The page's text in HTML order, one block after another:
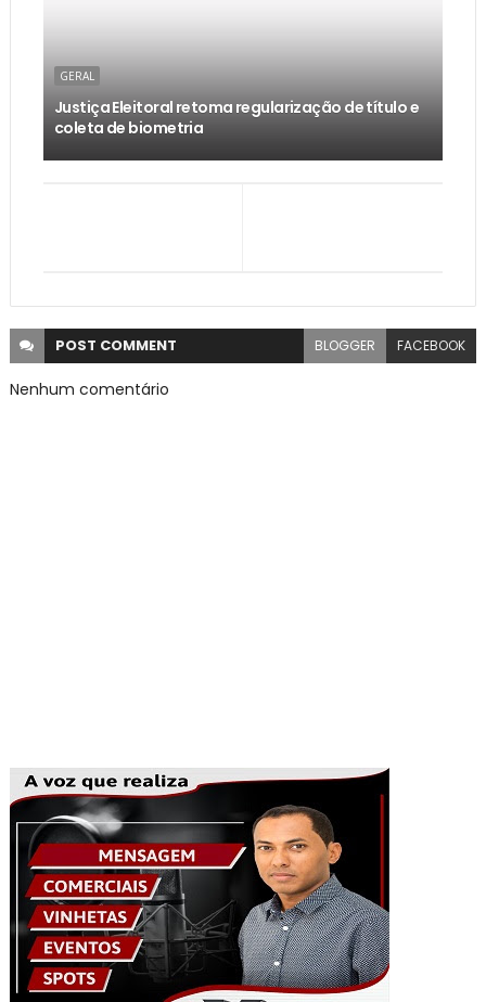
GERAL
Justiça Eleitoral retoma regularização de título e
coleta de biometria
POST COMMENT BLOGGER FACEBOOK
Nenhum comentário